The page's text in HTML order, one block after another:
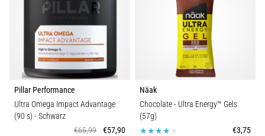
Pillar Performance
Ultra Omega Impact Advantage
(90 s)- Schwarz
€65,99
€57,90
Näak
Chocolate - Ultra Energy™ Gels
(57g)
€3,75